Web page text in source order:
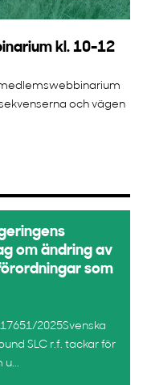
kl. 10-12
medlemswebbinarium
och vägen
om ändring av
som
2025Svenska
SLC r.f. tackar för